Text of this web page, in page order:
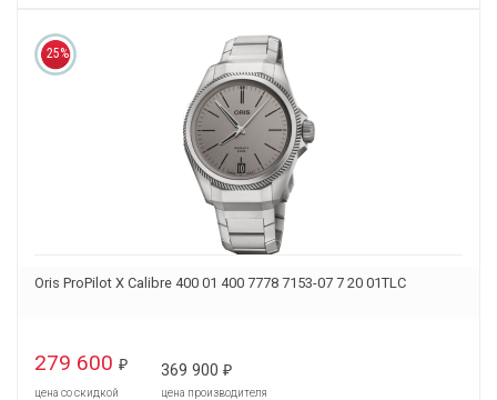
25%
Oris ProPilot X Calibre 400 01 400 7778 7153-07 7 20 01TLC
279 600 ₽
цена со скидкой
369 900 ₽
цена производителя